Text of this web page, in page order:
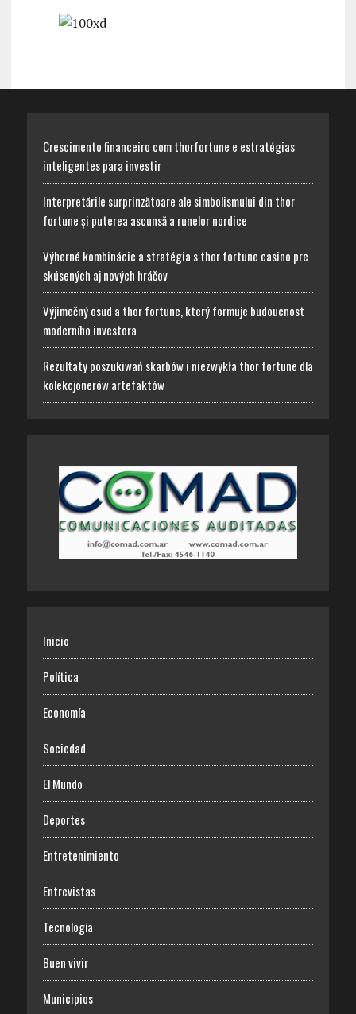
Crescimento financeiro com thorfortune e estratégias
inteligentes para investir
Interpretările surprinzătoare ale simbolismului din thor
fortune și puterea ascunsă a runelor nordice
Výherné kombinácie a stratégia s thor fortune casino pre
skúsených aj nových hráčov
Výjimečný osud a thor fortune, který formuje budoucnost
moderního investora
Rezultaty poszukiwań skarbów i niezwykła thor fortune dla
kolekcjonerów artefaktów
Inicio
Política
Economía
Sociedad
El Mundo
Deportes
Entretenimiento
Entrevistas
Tecnología
Buen vivir
Municipios